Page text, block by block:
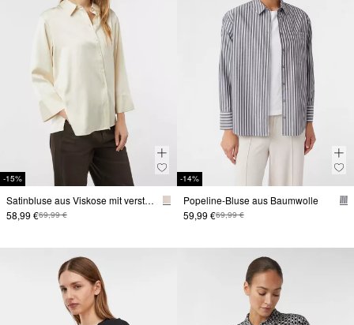
-15%
Satinbluse aus Viskose mit verstellbarer Manschette
58,99 €69,99 €
-14%
Popeline-Bluse aus Baumwolle
59,99 €69,99 €